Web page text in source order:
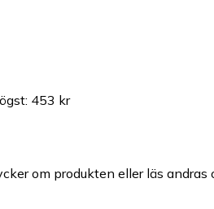
: 453 kr
om produkten eller läs